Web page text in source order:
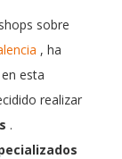
sobre
, ha
esta
realizar
.